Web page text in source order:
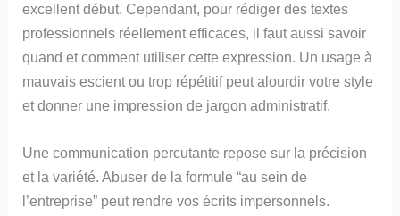
excellent début. Cependant, pour rédiger des textes
professionnels réellement efficaces, il faut aussi savoir
quand et comment utiliser cette expression. Un usage à
mauvais escient ou trop répétitif peut alourdir votre style
et donner une impression de jargon administratif.
Une communication percutante repose sur la précision
et la variété. Abuser de la formule “au sein de
l’entreprise” peut rendre vos écrits impersonnels.